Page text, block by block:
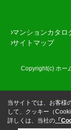
マンションカタロ
サイトマップ
Copyright(c) ホー
当サイトでは、お客様
して、クッキー（
詳しくは、当社の 「